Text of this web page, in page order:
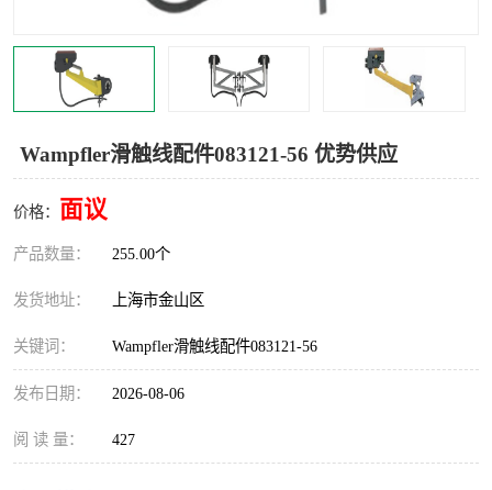
Wampfler滑触线配件083121-56 优势供应
价格： 面议
产品数量： 255.00个
发货地址： 上海市金山区
关键词： Wampfler滑触线配件083121-56
发布日期： 2026-08-06
阅 读 量： 427
WICHITA Cleveland 张力控制器
Warner Linear